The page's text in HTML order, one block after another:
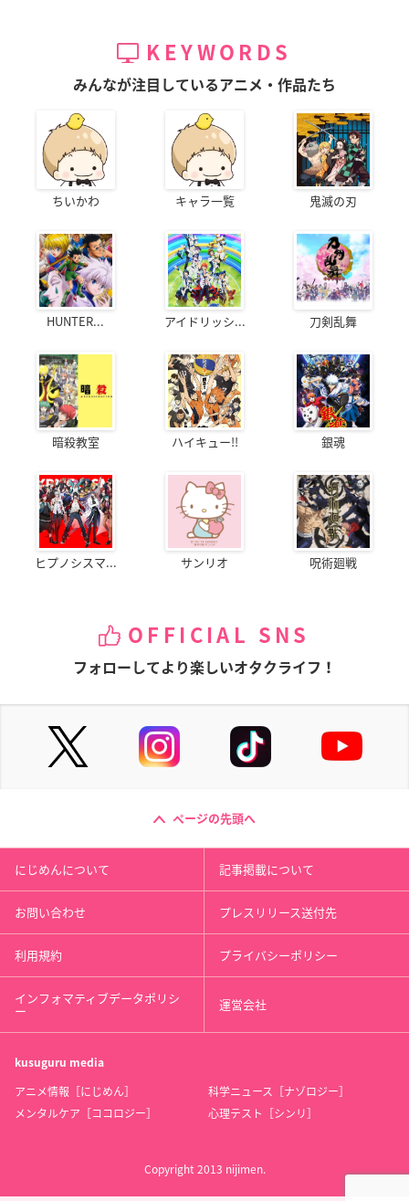
2days プレミアムチケット/1day プレミアムチケット/シングル
・1月30日(日)公演：1月31日(月)18:00～2月13日(日)23:59
・2月6日(日)公演：2月7日(月)18:00～2月13日(日)23:59
※詳細は各チケット販売ページをご確認ください。
KEYWORDS
みんなが注目しているアニメ・作品たち
ちいかわ キャラ一覧 鬼滅の刃
HUNTER... アイドリッシ... 刀剣乱舞
暗殺教室 ハイキュー!! 銀魂
ヒプノシスマ... サンリオ 呪術廻戦
OFFICIAL SNS
フォローしてより楽しいオタクライフ！
ページの先頭へ
にじめんについて 記事掲載について
お問い合わせ プレスリリース送付先
利用規約 プライバシーポリシー
インフォマティブデータポリシ
ー 運営会社
kusuguru media
アニメ情報［にじめん］
科学ニュース［ナゾロジー］
メンタルケア［ココロジー］
心理テスト［シンリ］
Copyright 2013 nijimen.